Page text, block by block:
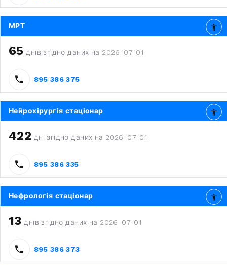
МРТ
65 днів згідно даних на 2026-07-01
895 386 375
Нейрохірургія стаціонар
422 дні згідно даних на 2026-07-01
895 386 335
Нефрологія стаціонар
13 днів згідно даних на 2026-07-01
895 386 373